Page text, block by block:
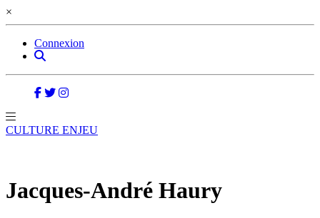
×
Connexion
CULTURE ENJEU
Jacques-André Haury